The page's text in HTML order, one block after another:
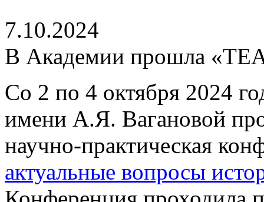
7.10.2024
В Академии прошла
Со 2 по 4 октября 2024
имени А.Я. Вагановой
научно-практическая
актуальные вопросы